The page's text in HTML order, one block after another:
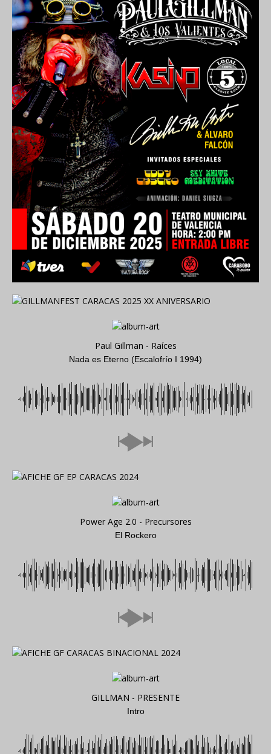
Paul Gillman - Raíces
Nada es Eterno (Escalofrío I 1994)
Power Age 2.0 - Precursores
El Rockero
GILLMAN - PRESENTE
Intro